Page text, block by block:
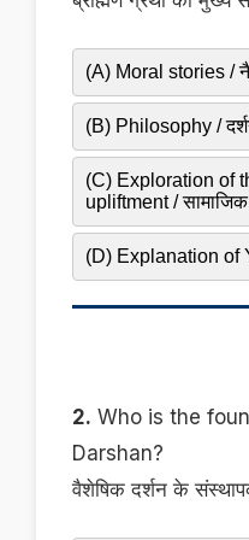
(A) Moral stories /
(B) Philosophy /
(C) Exploration of
upliftment / सामाजिक
(D) Explanation of
2. Who is the
Darshan?
वैशेषिक दर्शन के